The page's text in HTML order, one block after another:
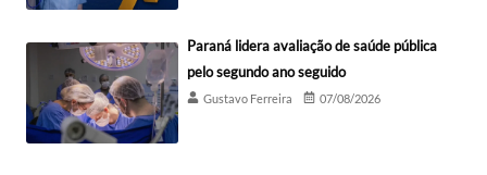
Paraná lidera avaliação de saúde pública
pelo segundo ano seguido
Gustavo Ferreira 07/08/2026